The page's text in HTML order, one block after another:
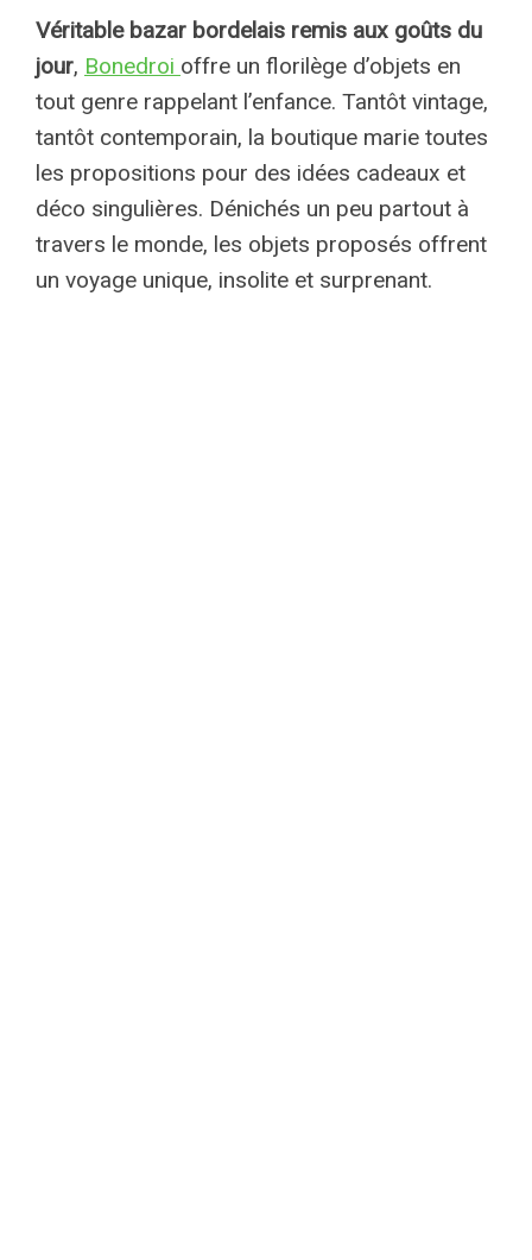
Véritable bazar bordelais remis aux goûts du
jour, Bonedroi offre un florilège d’objets en
tout genre rappelant l’enfance. Tantôt vintage,
tantôt contemporain, la boutique marie toutes
les propositions pour des idées cadeaux et
déco singulières. Dénichés un peu partout à
travers le monde, les objets proposés offrent
un voyage unique, insolite et surprenant.